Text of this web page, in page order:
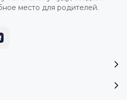
место для родителей.